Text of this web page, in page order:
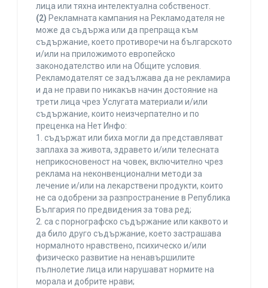
лица или тяхна интелектуална собственост.
(2) Рекламната кампания на Рекламодателя не
може да съдържа или да препраща към
съдържание, което противоречи на българското
и/или на приложимото европейско
законодателство или на Общите условия.
Рекламодателят се задължава да не рекламира
и да не прави по никакъв начин достояние на
трети лица чрез Услугата материали и/или
съдържание, които неизчерпателно и по
преценка на Нет Инфо:
1. съдържат или биха могли да представляват
заплаха за живота, здравето и/или телесната
неприкосновеност на човек, включително чрез
реклама на неконвенционални методи за
лечение и/или на лекарствени продукти, които
не са одобрени за разпространение в Република
България по предвидения за това ред;
2. са с порнографско съдържание или каквото и
да било друго съдържание, което застрашава
нормалното нравствено, психическо и/или
физическо развитие на ненавършилите
пълнолетие лица или нарушават нормите на
морала и добрите нрави;